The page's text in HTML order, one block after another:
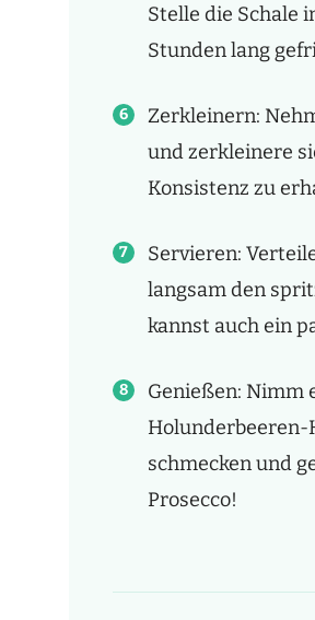
Stelle die Schale
Stunden lang
Zerkleinern:
und zerkleinere
Konsistenz zu
Servieren:
langsam den
kannst auch ein
Genießen: Nimm
Holunderbeeren-
schmecken und
Prosecco!